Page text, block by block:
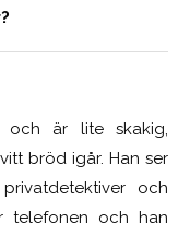
och är lite skakig,
bröd igår. Han ser
och
telefonen och han